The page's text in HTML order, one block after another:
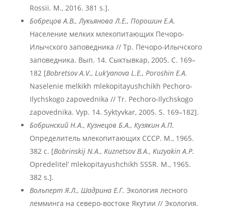
Rossii. M., 2016. 381 s.].
Бобрецов А.В., Лукьянова Л.Е., Порошин Е.А.
Население мелких млекопитающих Печоро-
Илычского заповедника // Тр. Печоро-Илычского
заповедника. Вып. 14. Сыктывкар, 2005. С. 169–
182 [Bobretsov A.V., Luk’yanova L.E., Poroshin E.A.
Naselenie melkikh mlekopitayushchikh Pechoro-
Ilychskogo zapovednika // Tr. Pechoro-Ilychskogo
zapovednika. Vyp. 14. Syktyvkar, 2005. S. 169–182].
Бобринский Н.А., Кузнецов Б.А., Кузякин А.П.
Определитель млекопитающих СССР. М., 1965.
382 с. [Bobrinskij N.A., Kuznetsov B.A., Kuzyakin A.P.
Opredelitel’ mlekopitayushchikh SSSR. M., 1965.
382 s.].
Вольперт Я.Л., Шадрина Е.Г. Экология лесного
лемминга на северо-востоке Якутии // Экология.